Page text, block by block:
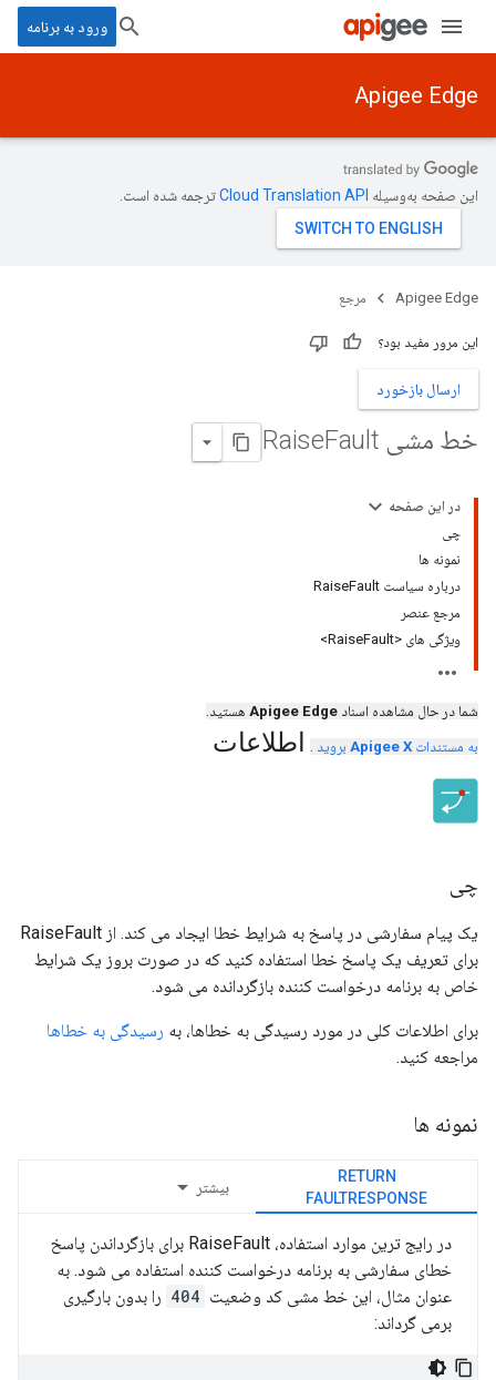
ورود به برنامه
Apigee Edge
این صفحه به‌وسیله ترجمه شده است.
Apigee Edge مرجع
این مرور مفید بود؟
ارسال بازخورد
خط مشی Raise Fault
در این صفحه
چی
نمونه ها
درباره سیاست RaiseFault
مرجع عنصر
ویژگی های <RaiseFault>
شما در حال مشاهده اسناد Apigee Edge هستید.
به مستندات Apigee X بروید . اطلاعات
چی
یک پیام سفارشی در پاسخ به شرایط خطا ایجاد می کند. از RaiseFault
برای تعریف یک پاسخ خطا استفاده کنید که در صورت بروز یک شرایط
خاص به برنامه درخواست کننده بازگردانده می شود.
برای اطلاعات کلی در مورد رسیدگی به خطاها، به رسیدگی به خطاها
مراجعه کنید.
نمونه ها
RETURN
FAULTRESPONSE
بیشتر
در رایج ترین موارد استفاده، RaiseFault برای بازگرداندن پاسخ
خطای سفارشی به برنامه درخواست کننده استفاده می شود. به
عنوان مثال، این خط مشی کد وضعیت 404 را بدون بارگیری
برمی گرداند: